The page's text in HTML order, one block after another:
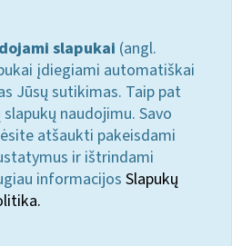
slapukai (angl.
įdiegiami automatiškai
Jūsų sutikimas. Taip pat
naudojimu. Savo
atšaukti pakeisdami
ir ištrindami
informacijos Slapukų